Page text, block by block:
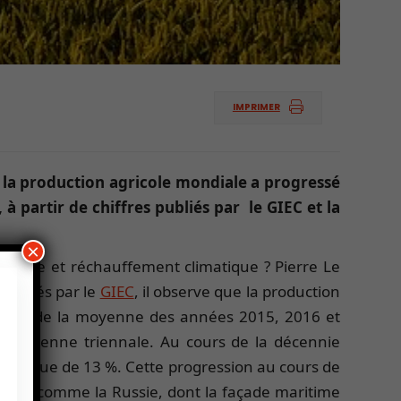
IMPRIMER
production agricole mondiale a progressé
, à partir de chiffres publiés par le GIEC et la
et réchauffement climatique ? Pierre Le
par le GIEC, il observe que la production
de la moyenne des années 2015, 2016 et
triennale. Au cours de la décennie
que de 13 %. Cette progression au cours de
comme la Russie, dont la façade maritime
×